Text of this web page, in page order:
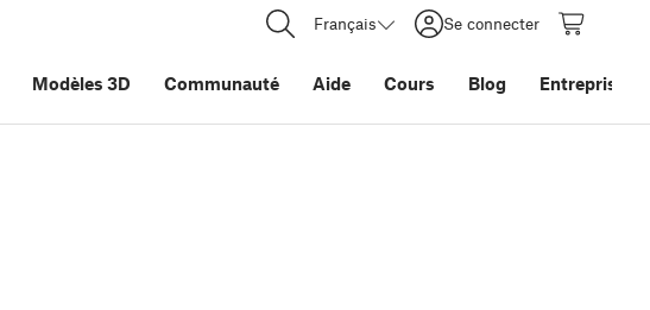
Français Se connecter
Modèles 3D Communauté Aide Cours Blog Entreprise